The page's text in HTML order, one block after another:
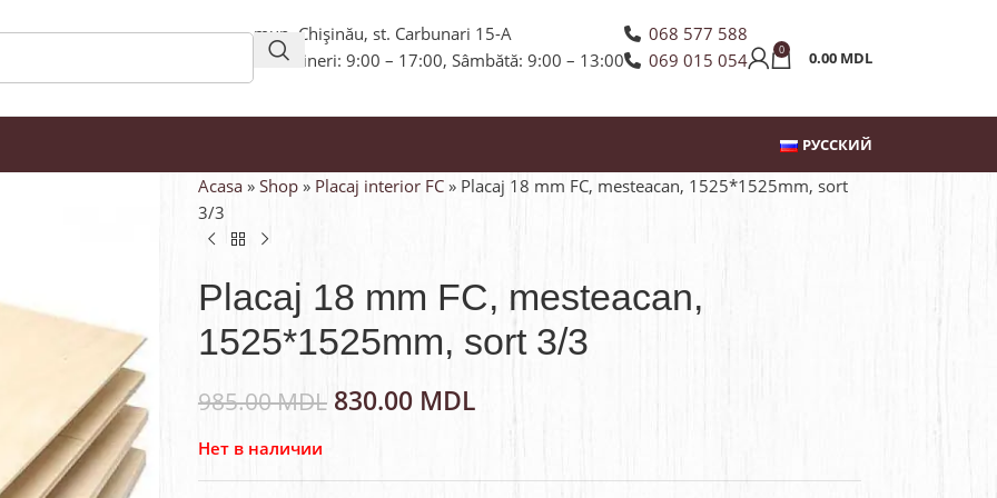
mun. Chișinău, st. Carbunari 15-A
Luni-Vineri: 9:00 – 17:00, Sâmbătă: 9:00 – 13:00
068 577 588
069 015 054
0 0.00 MDL
РУССКИЙ
Acasa» Shop» Placaj interior FC» Placaj 18 mm FC, mesteacan, 1525*1525mm, sort
3/3
Placaj 18 mm FC, mesteacan,
1525*1525mm, sort 3/3
985.00MDL 830.00 MDL
Нет в наличии